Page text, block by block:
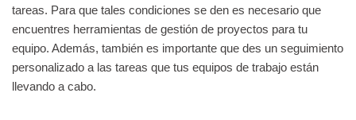
tareas. Para que tales condiciones se den es necesario que
encuentres herramientas de gestión de proyectos para tu
equipo. Además, también es importante que des un seguimiento
personalizado a las tareas que tus equipos de trabajo están
llevando a cabo.